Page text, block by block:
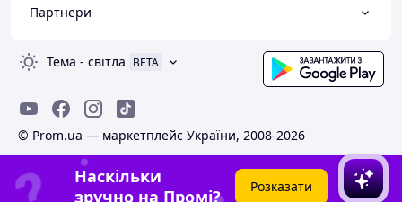
Партнери
Тема - світла BETA
© Prom.ua — маркетплейс України, 2008-2026
Наскільки
зручно на Промі?
Розказати